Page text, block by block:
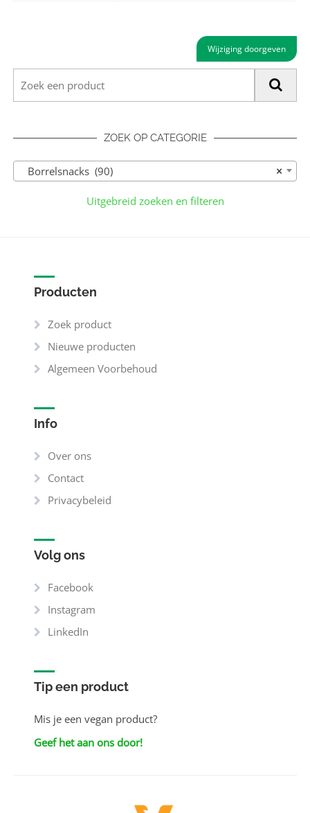
Wijziging doorgeven
ZOEK OP CATEGORIE
×
Borrelsnacks (90)
Uitgebreid zoeken en filteren
Producten
Zoek product
Nieuwe producten
Algemeen Voorbehoud
Info
Over ons
Contact
Privacybeleid
Volg ons
Facebook
Instagram
LinkedIn
Tip een product
Mis je een vegan product?
Geef het aan ons door!